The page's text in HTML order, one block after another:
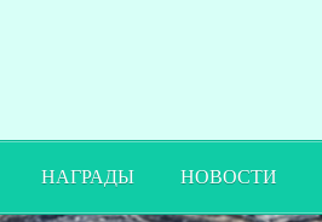
НАГРАДЫ НОВОСТИ